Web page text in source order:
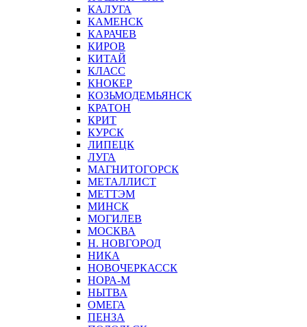
КАЛУГА
КАМЕНСК
КАРАЧЕВ
КИРОВ
КИТАЙ
КЛАСС
КНОКЕР
КОЗЬМОДЕМЬЯНСК
КРАТОН
КРИТ
КУРСК
ЛИПЕЦК
ЛУГА
МАГНИТОГОРСК
МЕТАЛЛИСТ
МЕТТЭМ
МИНСК
МОГИЛЕВ
МОСКВА
Н. НОВГОРОД
НИКА
НОВОЧЕРКАССК
НОРА-М
НЫТВА
ОМЕГА
ПЕНЗА